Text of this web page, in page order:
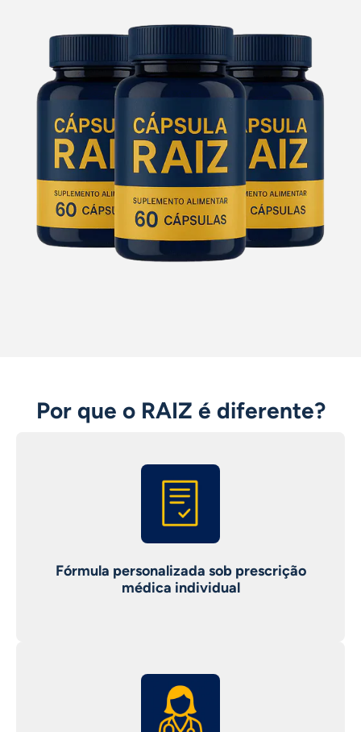
Por que o RAIZ é diferente?
Fórmula personalizada sob prescrição
médica individual